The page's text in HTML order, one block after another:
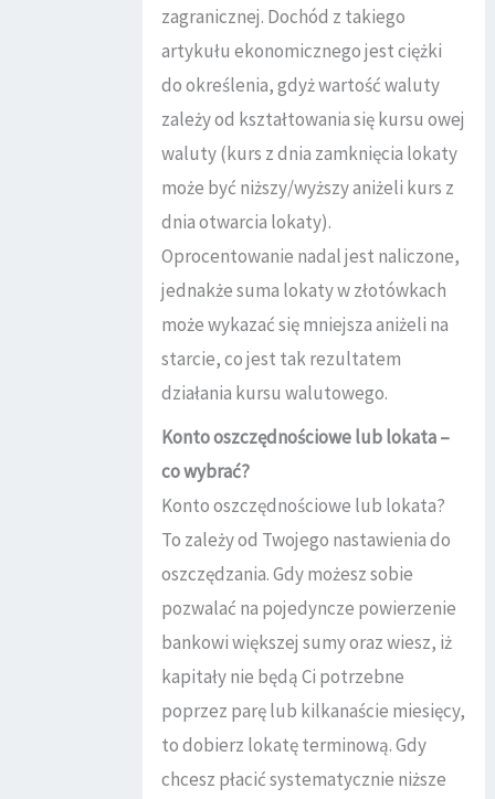
zagranicznej. Dochód z takiego
artykułu ekonomicznego jest ciężki
do określenia, gdyż wartość waluty
zależy od kształtowania się kursu owej
waluty (kurs z dnia zamknięcia lokaty
może być niższy/wyższy aniżeli kurs z
dnia otwarcia lokaty).
Oprocentowanie nadal jest naliczone,
jednakże suma lokaty w złotówkach
może wykazać się mniejsza aniżeli na
starcie, co jest tak rezultatem
działania kursu walutowego.
Konto oszczędnościowe lub lokata –
co wybrać?
Konto oszczędnościowe lub lokata?
To zależy od Twojego nastawienia do
oszczędzania. Gdy możesz sobie
pozwalać na pojedyncze powierzenie
bankowi większej sumy oraz wiesz, iż
kapitały nie będą Ci potrzebne
poprzez parę lub kilkanaście miesięcy,
to dobierz lokatę terminową. Gdy
chcesz płacić systematycznie niższe